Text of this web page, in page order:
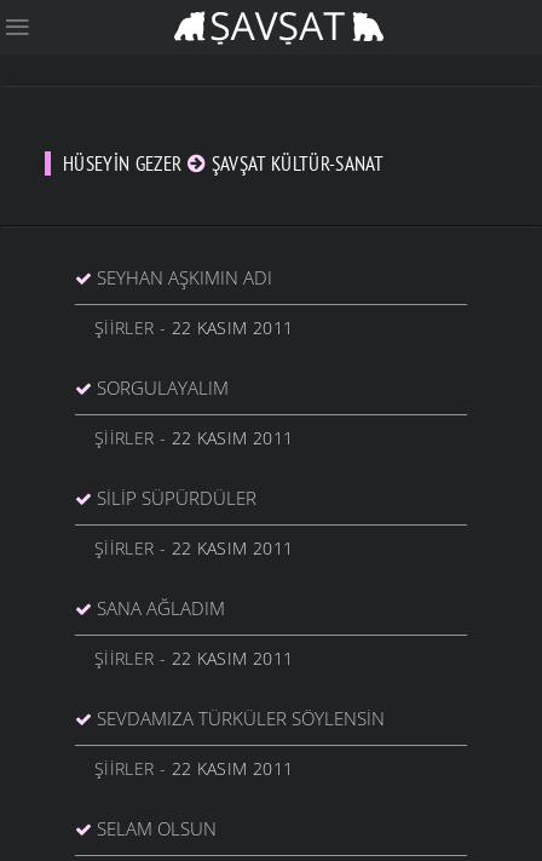
HÜSEYIN GEZER ŞAVŞAT KÜLTÜR-SANAT
SEYHAN AŞKIMIN ADI
ŞIIRLER - 22 KASIM 2011
SORGULAYALIM
ŞIIRLER - 22 KASIM 2011
SILIP SÜPÜRDÜLER
ŞIIRLER - 22 KASIM 2011
SANA AĞLADIM
ŞIIRLER - 22 KASIM 2011
SEVDAMIZA TÜRKÜLER SÖYLENSIN
ŞIIRLER - 22 KASIM 2011
SELAM OLSUN